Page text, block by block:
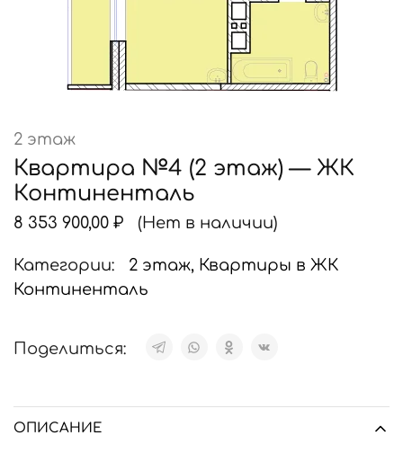
2 этаж
Квартира №4 (2 этаж) — ЖК
Континенталь
8 353 900,00 ₽ (Нет в наличии)
Категории: 2 этаж, Квартиры в ЖК
Континенталь
Поделиться:
ОПИСАНИЕ